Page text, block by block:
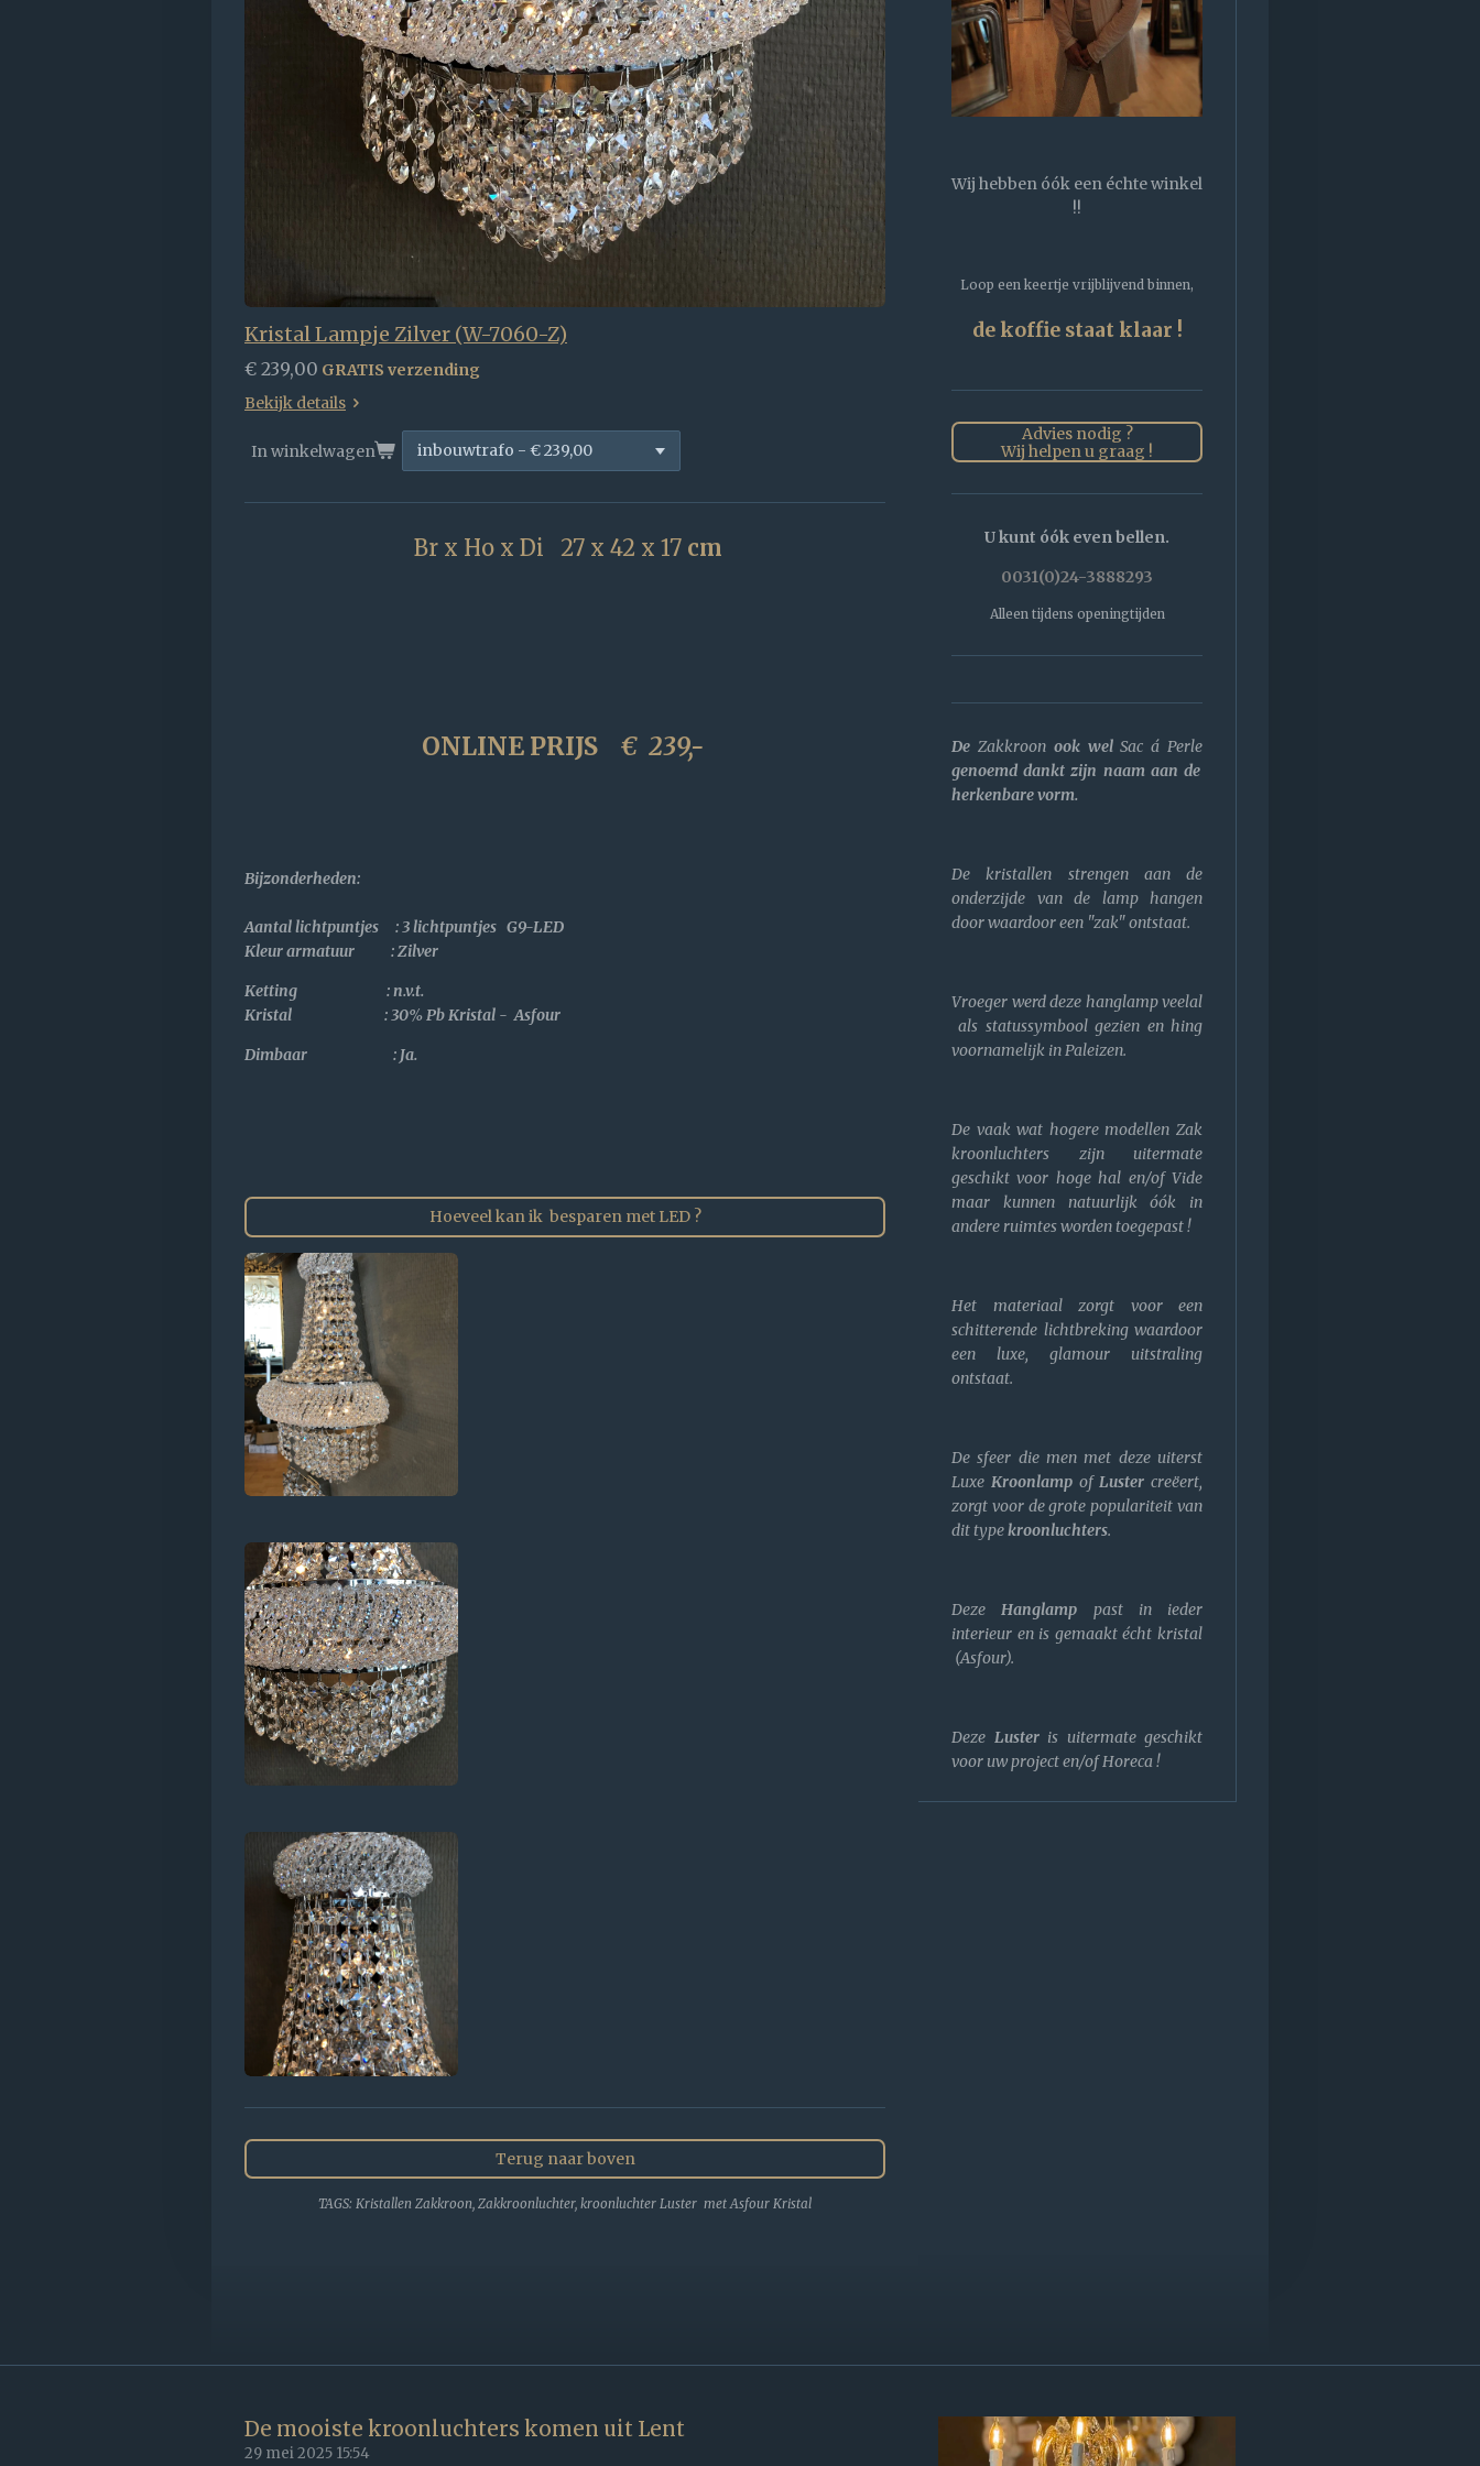
Kristal Lampje Zilver (W-7060-Z)
€ 239,00 GRATIS verzending
Bekijk details
In winkelwagen
Br x Ho x Di 27 x 42 x 17cm
ONLINE PRIJS € 239,-
Bijzonderheden:
Aantal lichtpuntjes : 3 lichtpuntjes G9-LED
Kleur armatuur : Zilver
Ketting : n.v.t.
Kristal :30% Pb Kristal - Asfour
Dimbaar : Ja.
Hoeveel kan ik besparen met LED ?
Terug naar boven
TAGS: Kristallen Zakkroon, Zakkroonluchter, kroonluchter Luster met Asfour Kristal
Wij hebben óók een échte winkel
!!
Loop een keertje vrijblijvend binnen,
de koffie staat klaar !
Advies nodig ?
Wij helpen u graag !
U kunt óók even bellen.
0031(0)24-3888293
Alleen tijdens openingtijden
De Zakkroonook welSac á Perle
genoemd dankt zijn naam aan de
herkenbare vorm.
De kristallen strengen aan de
onderzijde van de lamp hangen
door waardoor een "zak" ontstaat.
Vroeger werd deze hanglamp veelal
als statussymbool gezien en hing
voornamelijk in Paleizen.
De vaak wat hogere modellen Zak
kroonluchters zijn uitermate
geschikt voor hoge hal en/of Vide
maar kunnen natuurlijk óók in
andere ruimtes worden toegepast !
Het materiaal zorgt voor een
schitterende lichtbreking waardoor
een luxe, glamour uitstraling
ontstaat.
De sfeer die men met deze uiterst
Luxe Kroonlamp ofLuster creëert,
zorgt voor de grote populariteit van
dit typekroonluchters.
Deze Hanglamp past in ieder
interieur en is gemaakt écht kristal
(Asfour).
Deze Luster is uitermate geschikt
voor uw project en/of Horeca !
De mooiste kroonluchters komen uit Lent
29 mei 2025 15:54